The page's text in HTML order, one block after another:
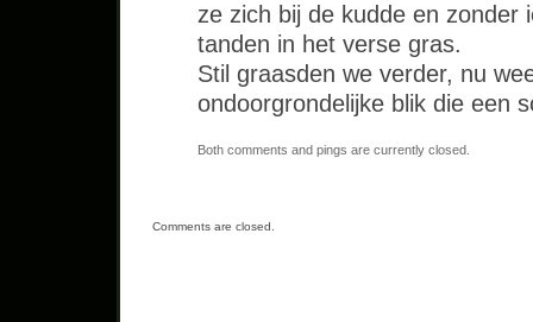
ze zich bij de kudde en zonder
tanden in het verse gras.
Stil graasden we verder, nu
ondoorgrondelijke blik die een
Both comments and pings are currently closed.
Comments are closed.